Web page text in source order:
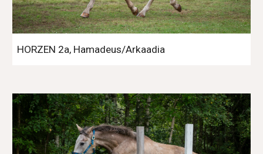
HORZEN 2a, Hamadeus/Arkaadia